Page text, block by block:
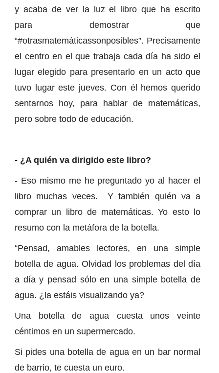
y acaba de ver la luz el libro que ha escrito
para demostrar que
“#otrasmatemáticassonposibles”. Precisamente
el centro en el que trabaja cada día ha sido el
lugar elegido para presentarlo en un acto que
tuvo lugar este jueves. Con él hemos querido
sentarnos hoy, para hablar de matemáticas,
pero sobre todo de educación.
- ¿A quién va dirigido este libro?
- Eso mismo me he preguntado yo al hacer el
libro muchas veces. Y también quién va a
comprar un libro de matemáticas. Yo esto lo
resumo con la metáfora de la botella.
“Pensad, amables lectores, en una simple
botella de agua. Olvidad los problemas del día
a día y pensad sólo en una simple botella de
agua. ¿la estáis visualizando ya?
Una botella de agua cuesta unos veinte
céntimos en un supermercado.
Si pides una botella de agua en un bar normal
de barrio, te cuesta un euro.